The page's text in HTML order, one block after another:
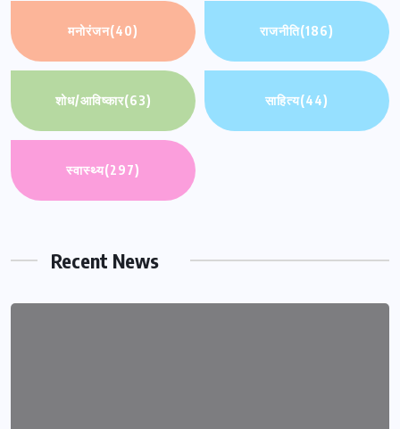
मनोरंजन(40) राजनीति(186)
शोध/आविष्कार(63) साहित्य(44)
स्वास्थ्य(297)
Recent News